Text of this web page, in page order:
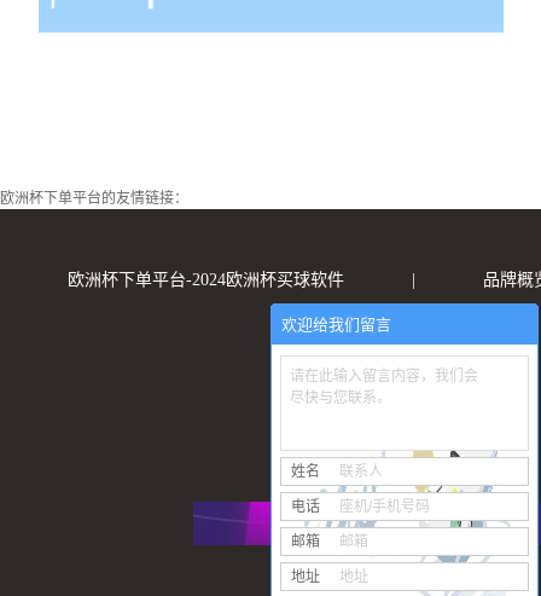
欧洲杯下单平台的友情链接：
欧洲杯下单平台-2024欧洲杯买球软件 品牌概
欢迎给我们留言
请在此输入留言内容，我们会
尽快与您联系。
姓名 联系人
电话 座机/手机号码
邮箱 邮箱
地址 地址